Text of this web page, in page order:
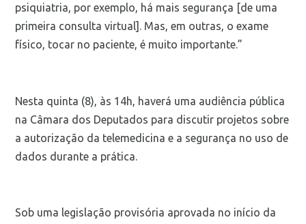
psiquiatria, por exemplo, há mais segurança [de uma
primeira consulta virtual]. Mas, em outras, o exame
físico, tocar no paciente, é muito importante.”
Nesta quinta (8), às 14h, haverá uma audiência pública
na Câmara dos Deputados para discutir projetos sobre
a autorização da telemedicina e a segurança no uso de
dados durante a prática.
Sob uma legislação provisória aprovada no início da